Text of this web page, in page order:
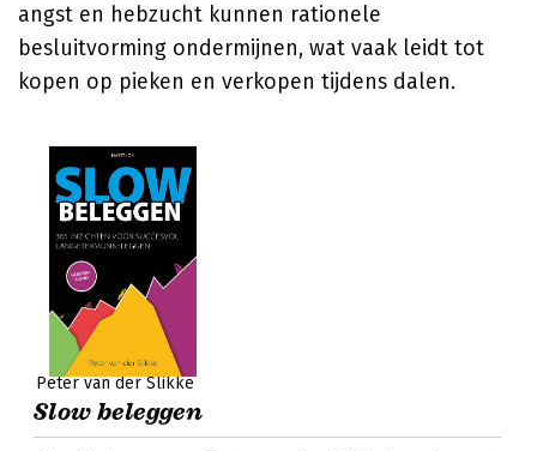
angst en hebzucht kunnen rationele
besluitvorming ondermijnen, wat vaak leidt tot
kopen op pieken en verkopen tijdens dalen.
Peter van der Slikke
Slow beleggen